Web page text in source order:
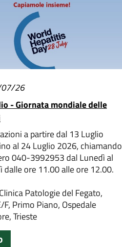
26
- Giornata mondiale delle
a partire dal 13 Luglio
al 24 Luglio 2026, chiamando
040-3992953 dal Lunedì al
dalle ore 11.00 alle ore 12.00.
Patologie del Fegato,
F, Primo Piano, Ospedale
Trieste